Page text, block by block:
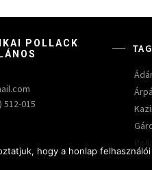
POLLACK
512-015
hogy a honlap